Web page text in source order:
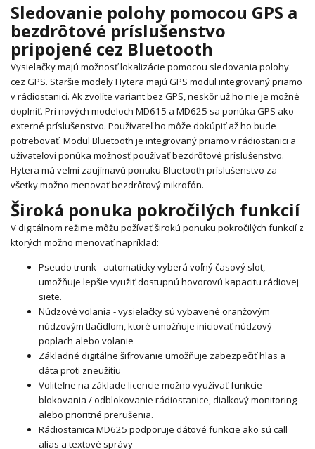
Sledovanie polohy pomocou GPS a
bezdrôtové príslušenstvo
pripojené cez Bluetooth
Vysielačky majú možnosť lokalizácie pomocou sledovania polohy
cez GPS. Staršie modely Hytera majú GPS modul integrovaný priamo
v rádiostanici. Ak zvolíte variant bez GPS, neskôr už ho nie je možné
doplniť. Pri nových modeloch MD615 a MD625 sa ponúka GPS ako
externé príslušenstvo. Používateľ ho môže dokúpiť až ho bude
potrebovať. Modul Bluetooth je integrovaný priamo v rádiostanici a
užívateľovi ponúka možnosť používať bezdrôtové príslušenstvo.
Hytera má veľmi zaujímavú ponuku Bluetooth príslušenstvo za
všetky možno menovať bezdrôtový mikrofón.
Široká ponuka pokročilých funkcií
V digitálnom režime môžu požívať širokú ponuku pokročilých funkcií z
ktorých možno menovať napríklad:
Pseudo trunk - automaticky vyberá voľný časový slot,
umožňuje lepšie využiť dostupnú hovorovú kapacitu rádiovej
siete.
Núdzové volania - vysielačky sú vybavené oranžovým
núdzovým tlačidlom, ktoré umožňuje iniciovať núdzový
poplach alebo volanie
Základné digitálne šifrovanie umožňuje zabezpečiť hlas a
dáta proti zneužitiu
Voliteľne na základe licencie možno využívať funkcie
blokovania / odblokovanie rádiostanice, diaľkový monitoring
alebo prioritné prerušenia.
Rádiostanica MD625 podporuje dátové funkcie ako sú call
alias a textové správy